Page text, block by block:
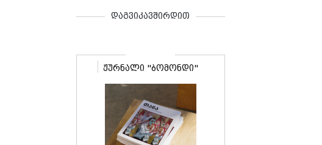
დაგვიკავშირდით
ჟურნალი "ბომონდი"